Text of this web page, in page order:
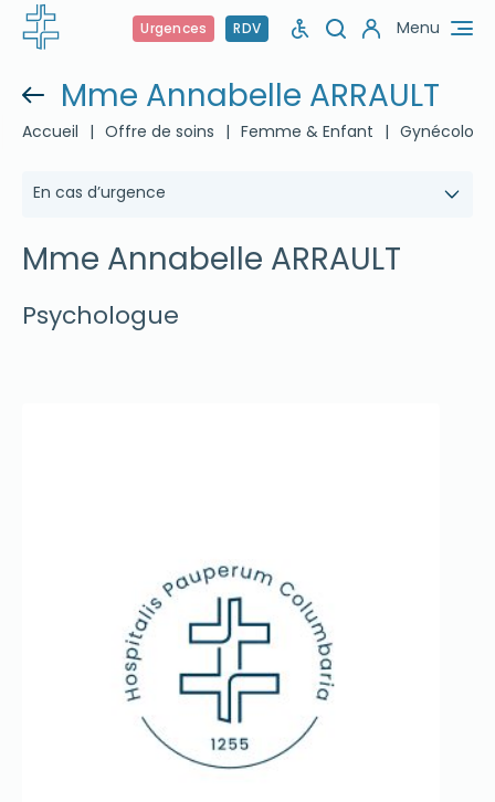
Urgences RDV Menu
Mme Annabelle ARRAULT
Accueil | Offre de soins | Femme & Enfant |
En cas d’urgence
Mme Annabelle ARRAULT
Psychologue